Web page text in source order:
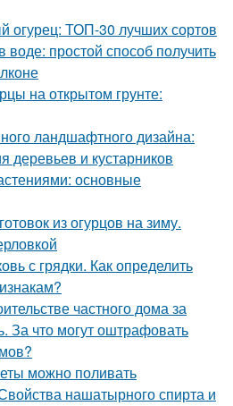
огурец: ТОП-30 лучших сортов
простой способ получить
на открытом грунте:
ландшафтного дизайна:
деревьев и кустарников
основные
из огурцов на зиму.
с грядки. Как определить
частного дома за
За что могут оштрафовать
можно поливать
нашатырного спирта и